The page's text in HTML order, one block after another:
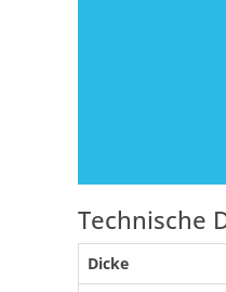
Technische
Dicke